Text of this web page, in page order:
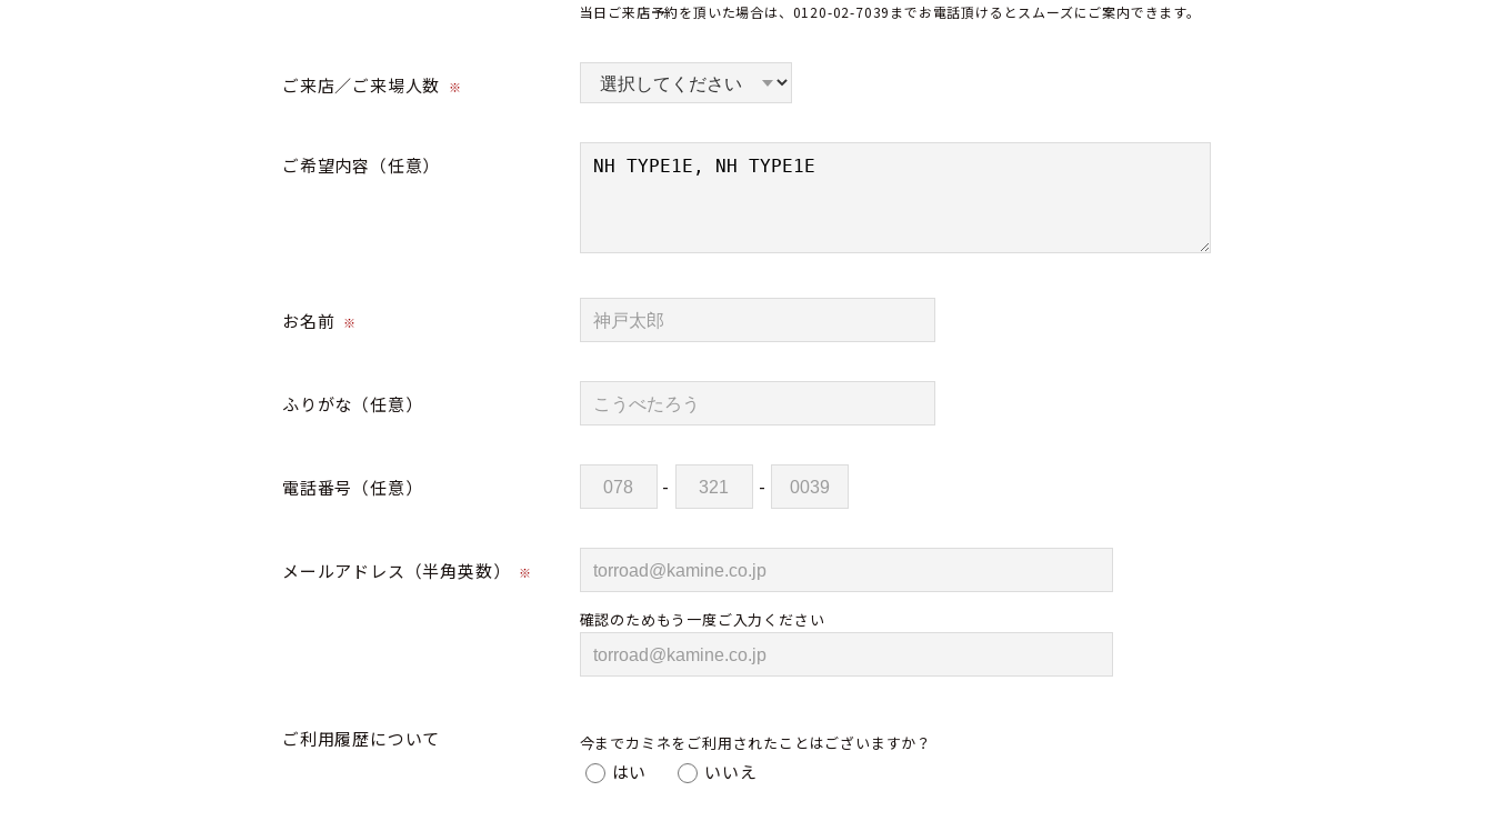
当日ご来店予約を頂いた場合は、0120-02-7039までお電話頂けるとスムーズにご案内できます。
ご来店／ご来場人数 ※
ご希望内容 （任意）
お名前 ※
ふりがな （任意）
電話番号 （任意） - -
メールアドレス（半角英数） ※
確認のためもう一度ご入力ください
ご利用履歴について 今までカミネをご利用されたことはございますか？
はい いいえ